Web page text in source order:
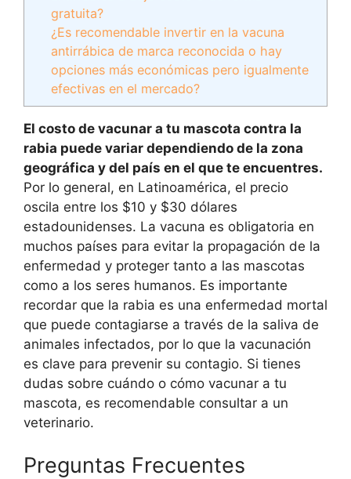
gratuita?
¿Es recomendable invertir en la vacuna
antirrábica de marca reconocida o hay
opciones más económicas pero igualmente
efectivas en el mercado?
El costo de vacunar a tu mascota contra la
rabia puede variar dependiendo de la zona
geográfica y del país en el que te encuentres.
Por lo general, en Latinoamérica, el precio
oscila entre los $10 y $30 dólares
estadounidenses. La vacuna es obligatoria en
muchos países para evitar la propagación de la
enfermedad y proteger tanto a las mascotas
como a los seres humanos. Es importante
recordar que la rabia es una enfermedad mortal
que puede contagiarse a través de la saliva de
animales infectados, por lo que la vacunación
es clave para prevenir su contagio. Si tienes
dudas sobre cuándo o cómo vacunar a tu
mascota, es recomendable consultar a un
veterinario.
Preguntas Frecuentes